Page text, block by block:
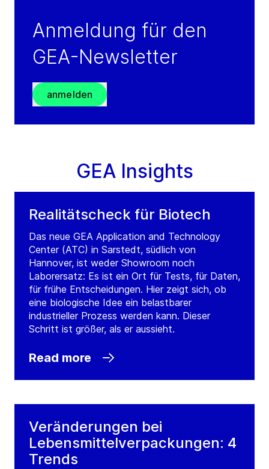
A Phase - 6C, DHA
Lahore
Pakistan
Fax: +92 423 7188569
Anmeldung für den
GEA-Newsletter
anmelden
GEA Insights
Realitätscheck für Biotech
Das neue GEA Application and Technology
Center (ATC) in Sarstedt, südlich von
Hannover, ist weder Showroom noch
Laborersatz: Es ist ein Ort für Tests, für Daten,
für frühe Entscheidungen. Hier zeigt sich, ob
eine biologische Idee ein belastbarer
industrieller Prozess werden kann. Dieser
Schritt ist größer, als er aussieht.
Read more
Veränderungen bei
Lebensmittelverpackungen: 4
Trends